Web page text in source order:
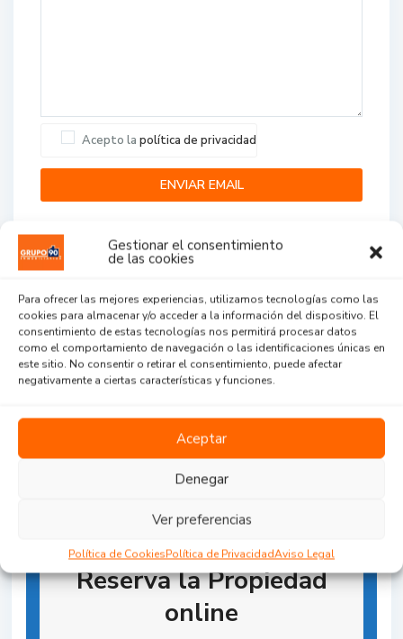
Gestionar el consentimiento
de las cookies
Para ofrecer las mejores experiencias, utilizamos tecnologías como las
cookies para almacenar y/o acceder a la información del dispositivo. El
consentimiento de estas tecnologías nos permitirá procesar datos
como el comportamiento de navegación o las identificaciones únicas en
este sitio. No consentir o retirar el consentimiento, puede afectar
negativamente a ciertas características y funciones.
Aceptar
Denegar
Ver preferencias
Política de CookiesPolítica de PrivacidadAviso Legal
Acepto la política de privacidad
Agent Reviews
...
Reserva la Propiedad
online